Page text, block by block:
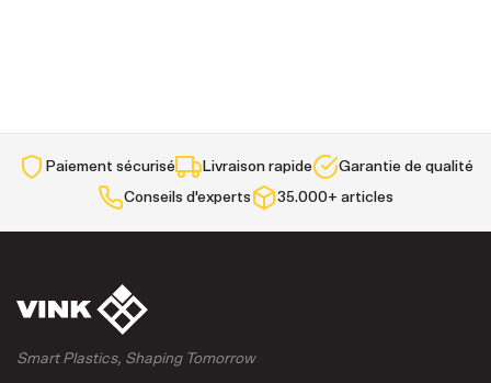
Paiement sécurisé Livraison rapide
Garantie de qualité
Conseils d'experts
35.000+ articles
Smart Plastics, Shaping Tomorrow